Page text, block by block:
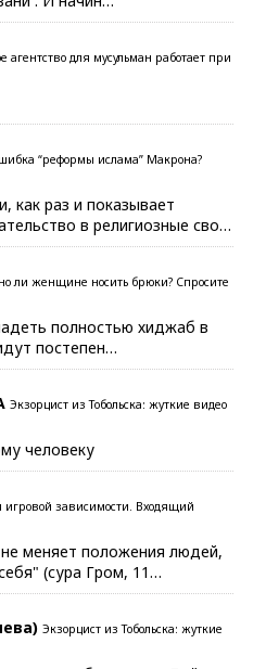
агентство для мусульман работает при
“реформы ислама” Макрона?
как раз и показывает
в религиозные сво…
ли женщине носить брюки? Спросите
полностью хиджаб в
постепен…
Экзорцист из Тобольска: жуткие видео
человеку
игровой зависимости. Входящий
меняет положения людей,
(сура Гром, 11…
Экзорцист из Тобольска: жуткие